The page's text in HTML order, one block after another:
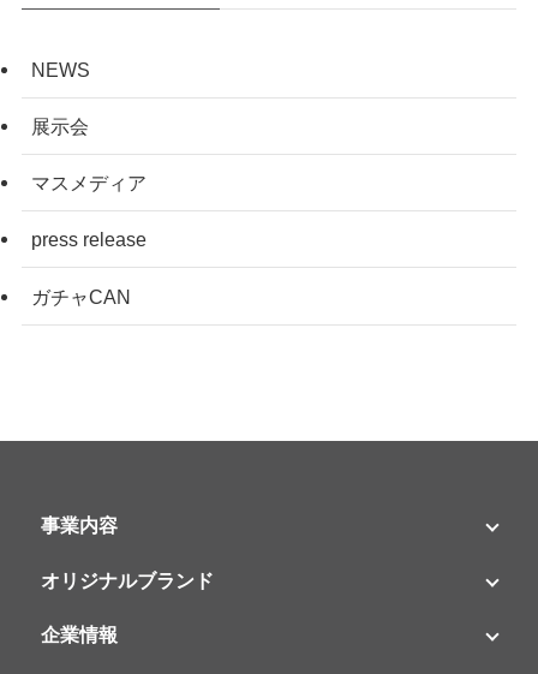
NEWS
展示会
マスメディア
press release
ガチャCAN
事業内容
オリジナルブランド
企業情報